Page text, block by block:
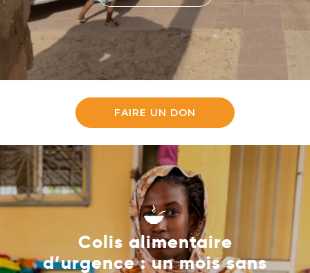
FAIRE UN DON
Colis alimentaire
d’urgence : un mois sans